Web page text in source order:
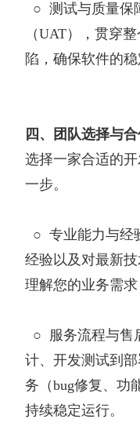
○ 测试与质量保
（UAT），贯穿
陷，确保软件的稳
四、团队选择与
选择一家合适的
一步。
○ 专业能力与经
经验以及对最新
理解您的业务需求
○ 服务流程与售
计、开发测试到
务（bug修复、功
持续稳定运行。